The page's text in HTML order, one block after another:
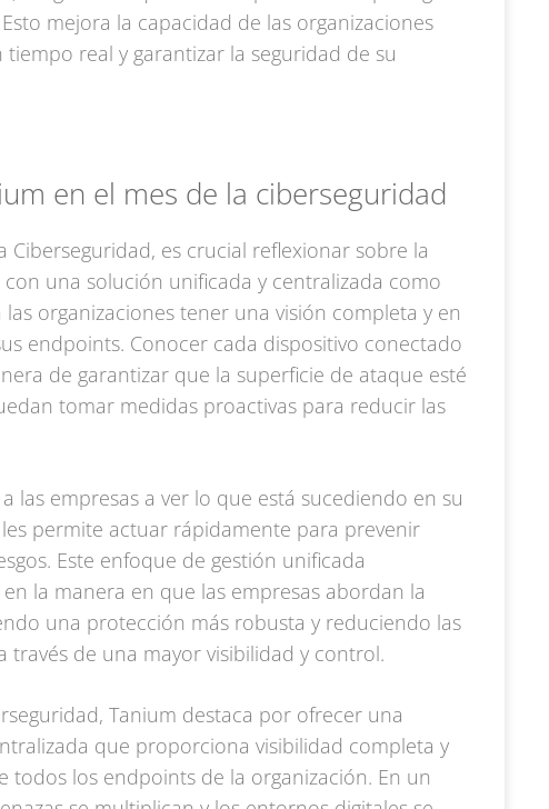
mejora la capacidad de las organizaciones
real y garantizar la seguridad de su
en el mes de la ciberseguridad
Ciberseguridad, es crucial reflexionar sobre la
una solución unificada y centralizada como
organizaciones tener una visión completa y en
endpoints. Conocer cada dispositivo conectado
de garantizar que la superficie de ataque esté
tomar medidas proactivas para reducir las
las empresas a ver lo que está sucediendo en su
permite actuar rápidamente para prevenir
Este enfoque de gestión unificada
la manera en que las empresas abordan la
una protección más robusta y reduciendo las
través de una mayor visibilidad y control.
Tanium destaca por ofrecer una
que proporciona visibilidad completa y
todos los endpoints de la organización. En un